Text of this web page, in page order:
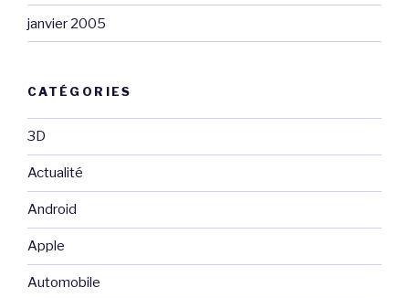
janvier 2005
CATÉGORIES
3D
Actualité
Android
Apple
Automobile